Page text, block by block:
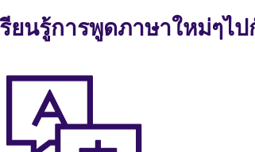
ยนรู้การพูดภาษาใหม่ๆไ